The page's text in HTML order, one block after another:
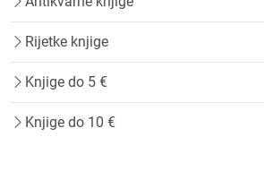
Rijetke knjige
Knjige do 5 €
Knjige do 10 €